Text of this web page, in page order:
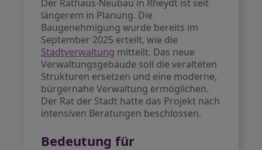
Der Rathaus-Neubau in Rheydt ist seit
längerem in Planung. Die
Baugenehmigung wurde bereits im
September 2025 erteilt, wie die
Stadtverwaltung mitteilt. Das neue
Verwaltungsgebäude soll die veralteten
Strukturen ersetzen und eine moderne,
bürgernahe Verwaltung ermöglichen.
Der Rat der Stadt hatte das Projekt nach
intensiven Beratungen beschlossen.
Bedeutung für